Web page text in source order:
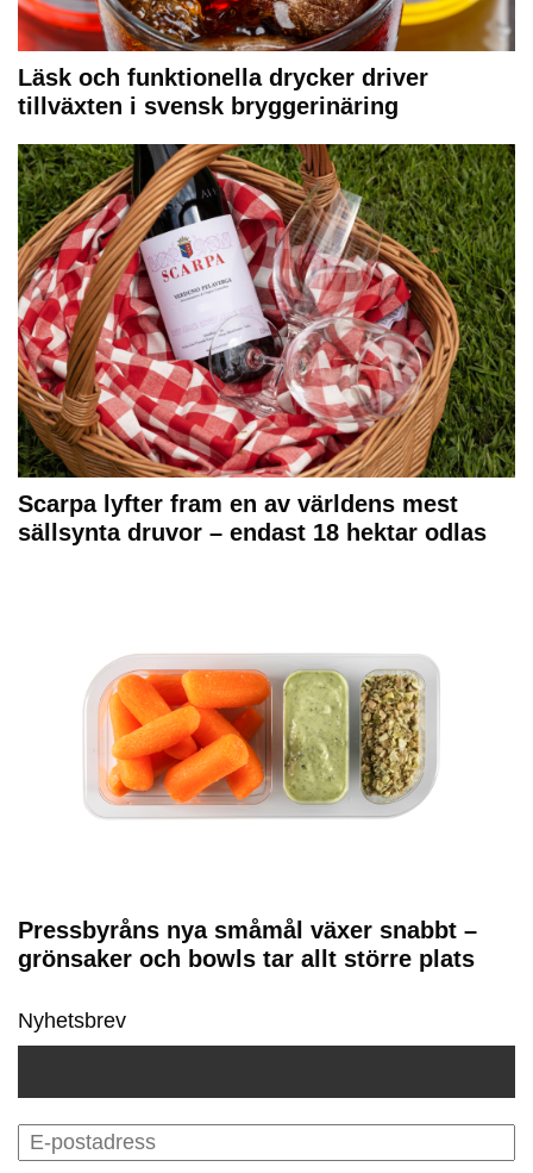
Läsk och funktionella drycker driver
tillväxten i svensk bryggerinäring
Scarpa lyfter fram en av världens mest
sällsynta druvor – endast 18 hektar odlas
Pressbyråns nya småmål växer snabbt –
grönsaker och bowls tar allt större plats
Nyhetsbrev